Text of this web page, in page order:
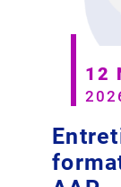
12